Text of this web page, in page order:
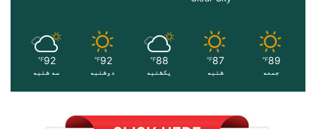
89
℉
جمعه
87
℉
شنبه
88
℉
یکشنبه
92
℉
دوشنبه
92
℉
سه شنبه